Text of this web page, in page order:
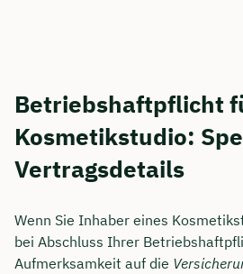
Betriebshaftpflicht
Kosmetikstudio:
Vertragsdetails
Wenn Sie Inhaber eines
bei Abschluss Ihrer
Aufmerksamkeit auf die